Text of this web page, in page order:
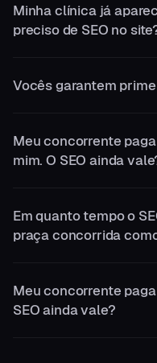
Minha clínica já
preciso de SEO no
Vocês garantem
Meu concorrente
mim. O SEO ainda
Em quanto tempo o
praça concorrida
Meu concorrente
SEO ainda vale?